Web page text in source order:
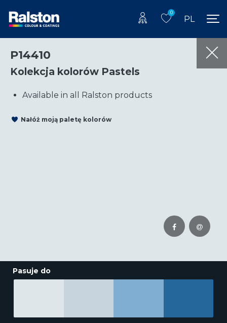
0
PL
P14410
Kolekcja kolorów Pastels
Available in all Ralston products
Nałóż moją paletę kolorów
Pasuje do